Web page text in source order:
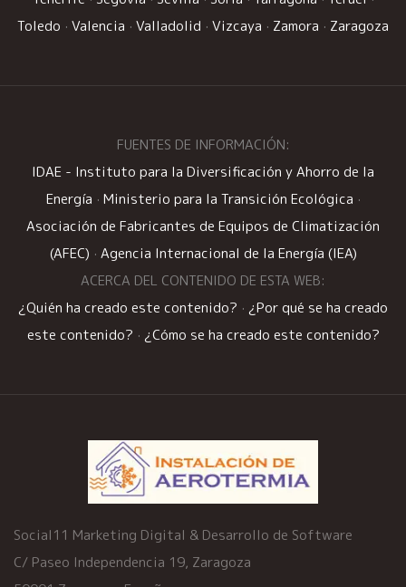
Toledo · Valencia · Valladolid · Vizcaya · Zamora · Zaragoza
FUENTES DE INFORMACIÓN:
IDAE - Instituto para la Diversificación y Ahorro de la
Energía · Ministerio para la Transición Ecológica ·
Asociación de Fabricantes de Equipos de Climatización
(AFEC) · Agencia Internacional de la Energía (IEA)
ACERCA DEL CONTENIDO DE ESTA WEB:
¿Quién ha creado este contenido? · ¿Por qué se ha creado
este contenido? · ¿Cómo se ha creado este contenido?
Social11 Marketing Digital & Desarrollo de Software
C/ Paseo Independencia 19, Zaragoza